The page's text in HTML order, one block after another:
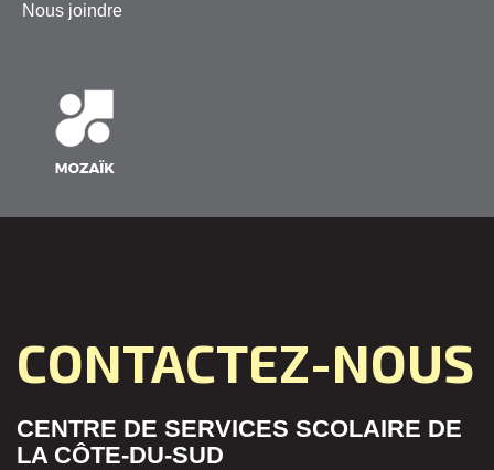
Nous joindre
CONTACTEZ-NOUS
CENTRE DE SERVICES SCOLAIRE DE
LA CÔTE-DU-SUD